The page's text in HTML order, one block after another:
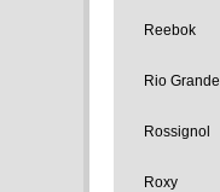
Reebok
Rio Grande
Rossignol
Roxy